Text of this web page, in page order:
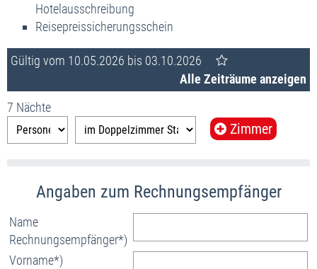
Hotelausschreibung
Reisepreissicherungsschein
Gültig vom 10.05.2026 bis 03.10.2026
Alle Zeiträume anzeigen
7 Nächte
Zimmer
Name
Rechnungsempfänger*)
Vorname*)